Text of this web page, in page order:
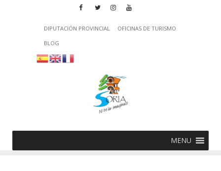
DIPUTACIÓN PROVINCIAL
OFICINAS DE TURISMO
BLOG
MENU